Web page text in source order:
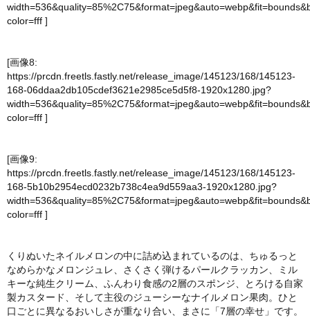
color=fff ]
[画像8:
https://prcdn.freetls.fastly.net/release_image/145123/168/145123-
168-06ddaa2db105cdef3621e2985ce5d5f8-1920x1280.jpg?
color=fff ]
[画像9:
https://prcdn.freetls.fastly.net/release_image/145123/168/145123-
168-5b10b2954ecd0232b738c4ea9d559aa3-1920x1280.jpg?
color=fff ]
くりぬいたネイルメロンの中に詰め込まれているのは、ちゅるっと
なめらかなメロンジュレ、さくさく弾けるパールクラッカン、ミル
キーな純生クリーム、ふんわり食感の2層のスポンジ、とろける自家
製カスタード、そして主役のジューシーなナイルメロン果肉。ひと
口ごとに異なるおいしさが重なり合い、まさに「7層の幸せ」です。